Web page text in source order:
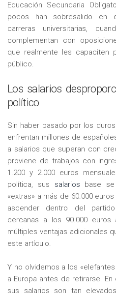
Educación Secundaria
pocos han sobresalido en
carreras universitarias,
complementan con
que realmente les capaciten
público.
Los salarios
político
Sin haber pasado por los
enfrentan millones de
a salarios que superan con
proviene de trabajos con
1.200 y 2.000 euros
política, sus salarios base
«extras» a más de 60.000
ascender dentro del
cercanas a los 90.000 euros
múltiples ventajas adicionales
este artículo.
Y no olvidemos a los
a Europa antes de retirarse.
sus salarios son tan